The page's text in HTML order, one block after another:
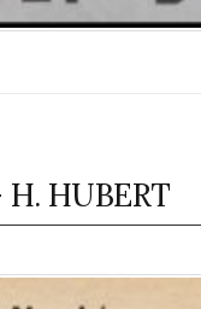
H. HUBERT